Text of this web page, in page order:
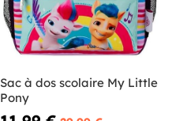
Sac à dos scolaire My Little
Pony